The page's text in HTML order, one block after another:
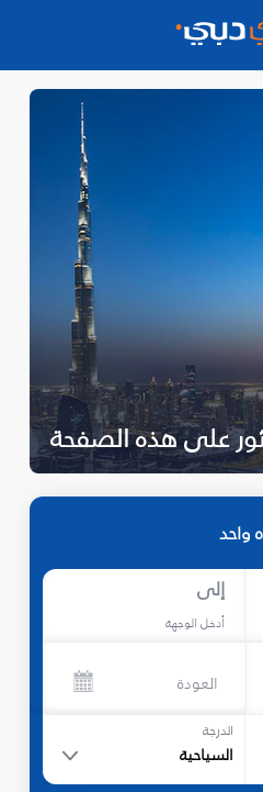
على هذه الصفحة
واحد
إلى
أدخل الوجهة
العودة
الدرجة
السياحية